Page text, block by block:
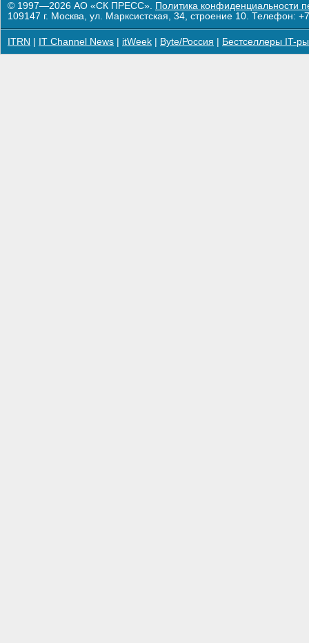
© 1997—2026 АО «СК ПРЕСС». Политика конфиденциальности
109147 г. Москва, ул. Марксистская, 34, строение 10. Телефон:
ITRN IT Channel News itWeek Byte/Россия Бестселлеры IT-